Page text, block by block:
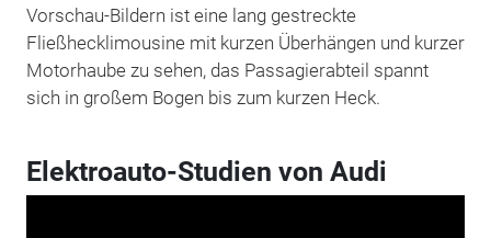
Vorschau-Bildern ist eine lang gestreckte
Fließhecklimousine mit kurzen Überhängen und kurzer
Motorhaube zu sehen, das Passagierabteil spannt
sich in großem Bogen bis zum kurzen Heck.
Elektroauto-Studien von Audi